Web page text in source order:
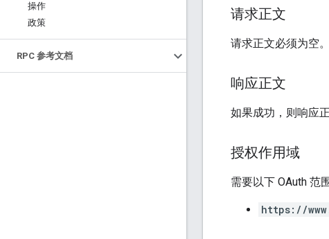
操作
政策
RPC 参考文档
请求正文
请求正文必须为空。
响应正文
如果成功，则响应
授权作用域
需要以下 OAuth 范
https://